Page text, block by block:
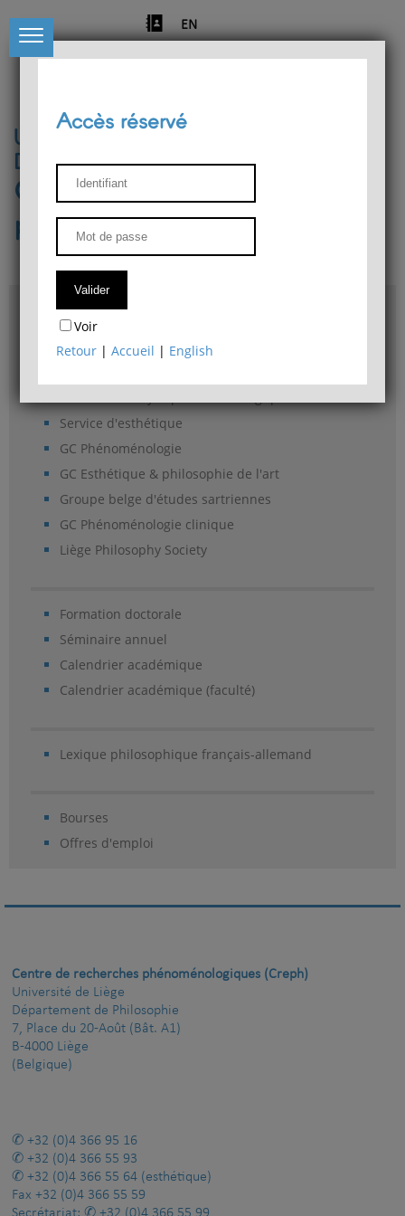
EN
Université de Liège
Département de philosophie
Centre de recherches
phénoménologiques
Accès & plans
Bibliothèque du Département de philosophie
Service d'esthétique
GC Phénoménologie
GC Esthétique & philosophie de l'art
Groupe belge d'études sartriennes
GC Phénoménologie clinique
Liège Philosophy Society
Formation doctorale
Séminaire annuel
Calendrier académique
Calendrier académique (faculté)
Lexique philosophique français-allemand
Bourses
Offres d'emploi
Accès réservé
Voir
Retour |Accueil | English
Centre de recherches phénoménologiques (Creph)
Université de Liège
Département de Philosophie
7, Place du 20-Août (Bât. A1)
B-4000 Liège
(Belgique)
+32 (0)4 366 95 16
+32 (0)4 366 55 93
+32 (0)4 366 55 64 (esthétique)
Fax +32 (0)4 366 55 59